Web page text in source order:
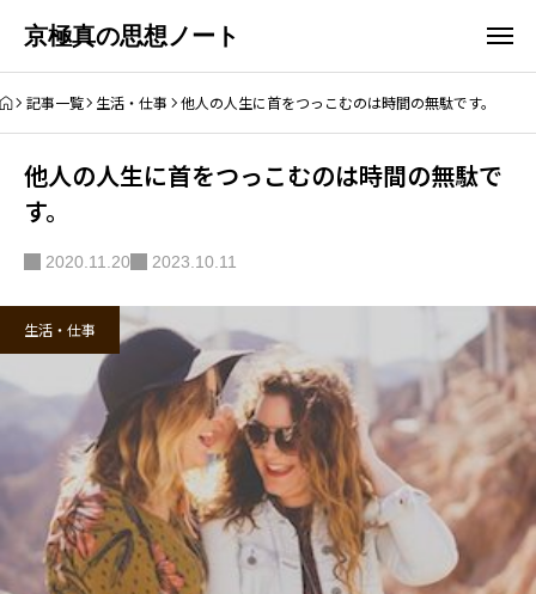
京極真の思想ノート
記事一覧 生活・仕事 他人の人生に首をつっこむのは時間の無駄です。
他人の人生に首をつっこむのは時間の無駄で
す。
2020.11.20 2023.10.11
生活・仕事